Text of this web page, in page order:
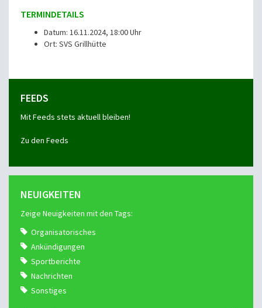
TERMINDETAILS
Datum: 16.11.2024, 18:00 Uhr
Ort: SVS Grillhütte
FEEDS
Mit Feeds stets aktuell bleiben!
Zu den Feeds
NEUIGKEITEN
Zeige Neuigkeiten mit den Tags:
Organisatorisches
Ankündigungen
Sportberichte
Nachrichten
Sonstiges